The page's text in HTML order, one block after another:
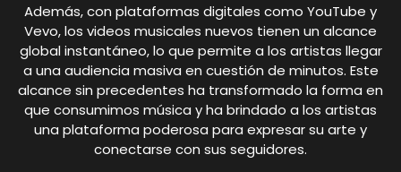
Además, con plataformas digitales como YouTube y
Vevo, los videos musicales nuevos tienen un alcance
global instantáneo, lo que permite a los artistas llegar
a una audiencia masiva en cuestión de minutos. Este
alcance sin precedentes ha transformado la forma en
que consumimos música y ha brindado a los artistas
una plataforma poderosa para expresar su arte y
conectarse con sus seguidores.